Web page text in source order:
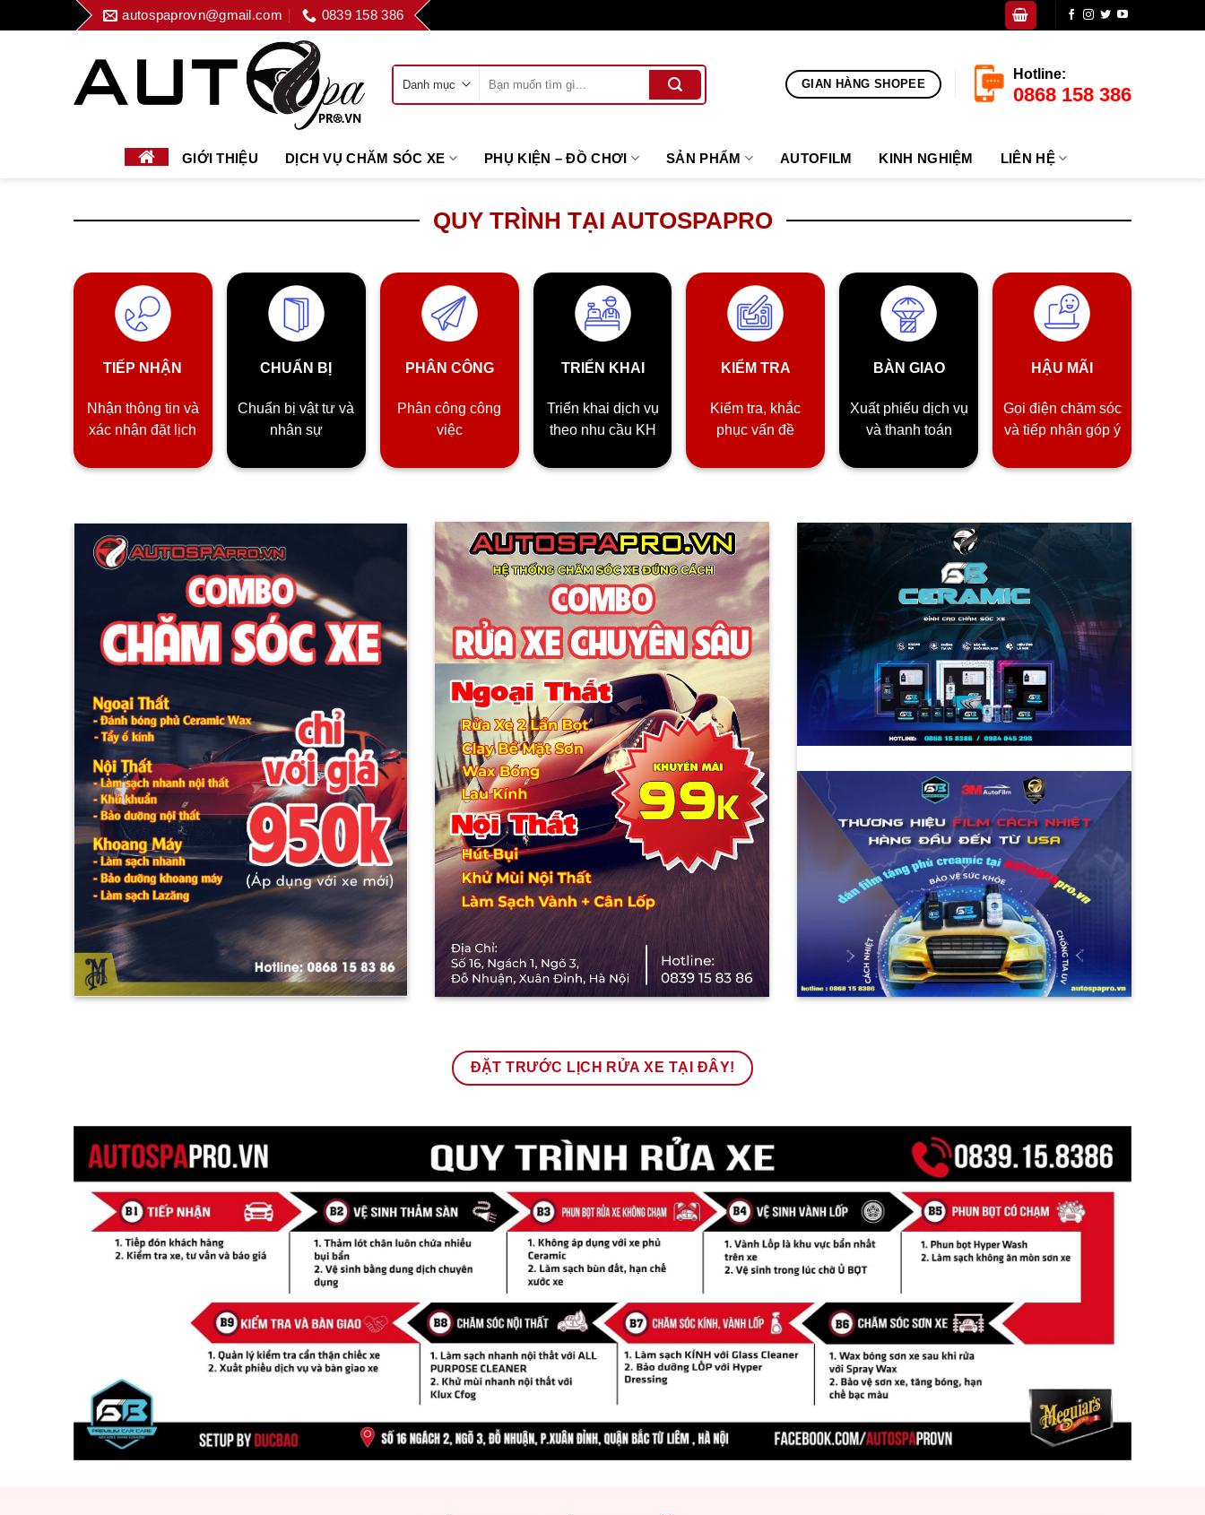
to
autospaprovn@gmail.com 0839 158 386
kiếm:
GIAN HÀNG SHOPEE
Hotline:
0868 158 386
GIỚI THIỆU DỊCH VỤ CHĂM SÓC XE PHỤ KIỆN – ĐỒ CHƠI SẢN PHẨM AUTOFILM KINH NGHIỆM LIÊN HỆ
QUY TRÌNH TẠI AUTOSPAPRO
TIẾP NHẬN
Nhận thông tin và
xác nhận đặt lịch
CHUẨN BỊ
Chuẩn bị vật tư và
nhân sự
PHÂN CÔNG
Phân công công
việc
TRIỂN KHAI
Triển khai dịch vụ
theo nhu cầu KH
KIỂM TRA
Kiểm tra, khắc
phục vấn đề
BÀN GIAO
Xuất phiếu dịch vụ
và thanh toán
HẬU MÃI
Gọi điện chăm sóc
và tiếp nhận góp ý
ĐẶT TRƯỚC LỊCH RỬA XE TẠI ĐÂY!